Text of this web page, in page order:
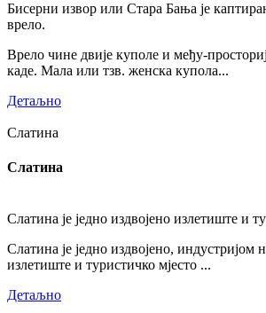
Бисерни извор или Стара Бања је
врело.
Врело чине двије куполе и међу-
каде. Мала или тзв. женска купола...
Детаљно
Слатина
Слатина
Слатина је једно издвојено излетиште и
Слатина је једно издвојено, индустријом
излетиште и туристичко мјесто ...
Детаљно